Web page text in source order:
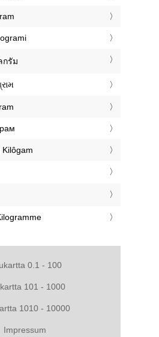
กรัม
0.1 - 100
101 - 1000
1010 - 10000
Impressum